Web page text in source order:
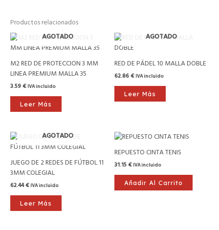
Productos relacionados
AGOTADO
M2 RED DE PROTECCION 3 MM
LINEA PREMIUM MALLA 35
3.59€ IVA incluido
Leer Más
AGOTADO
RED DE PÁDEL 10 MALLA DOBLE
62.86€ IVA incluido
Leer Más
AGOTADO
JUEGO DE 2 REDES DE FÚTBOL 11
3MM COLEGIAL
62.44€ IVA incluido
Leer Más
REPUESTO CINTA TENIS
31.15€ IVA incluido
Añadir Al Carrito